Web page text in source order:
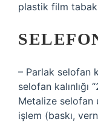
plastik film
– Parlak selofan
selofan
Metalize selofan
işlem (baskı,